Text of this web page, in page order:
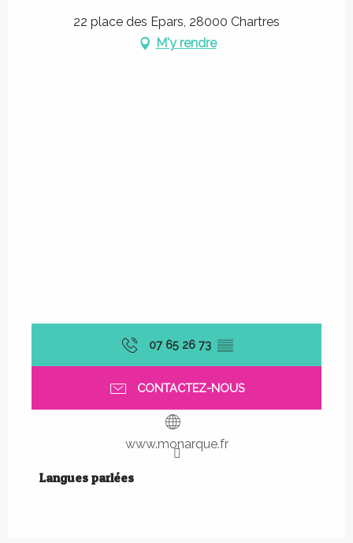
22 place des Epars, 28000 Chartres
M'y rendre
07 65 26 73 ▒▒
CONTACTEZ-NOUS
www.monarque.fr
Langues parlées
Langues parlées